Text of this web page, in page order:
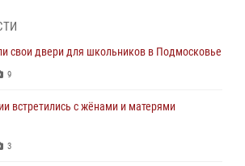
задержали мужчину, находящегося в
нетрезвого нарушителя общественного
свои двери для школьников в Подмосковье
9
встретились с жёнами и матерями
3